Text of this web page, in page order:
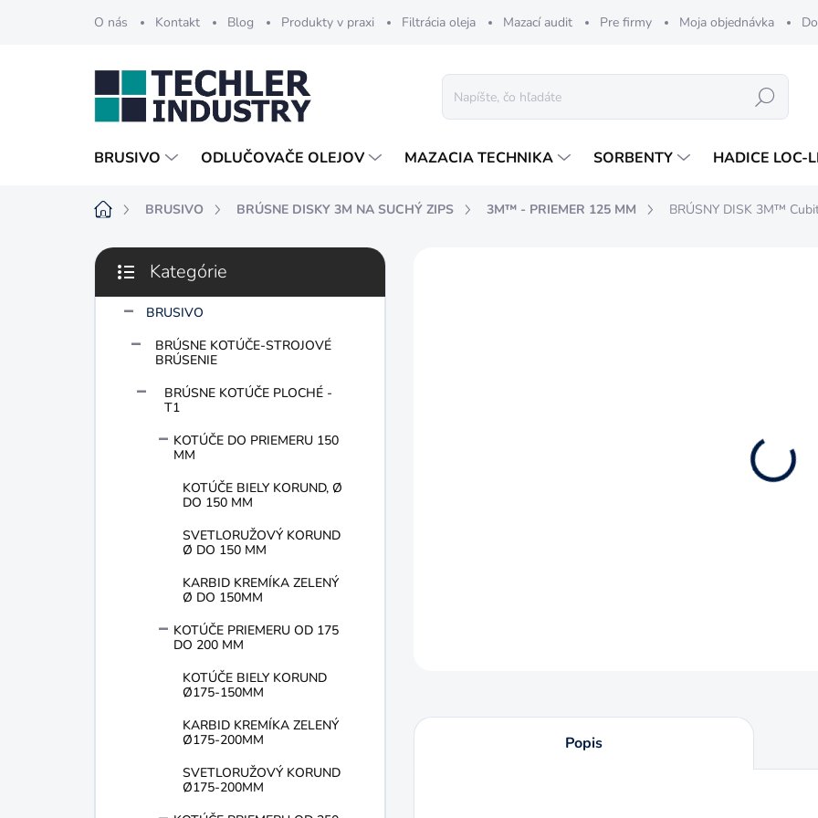
O nás Kontakt Blog Produkty v praxi Filtrácia oleja Mazací audit Pre firmy Moja objednávka
Hľadať
BRUSIVO ODLUČOVAČE OLEJOV MAZACIA TECHNIKA SORBENTY HADICE LOC-
DomovBRUSIVO BRÚSNE DISKY 3M NA SUCHÝ ZIPS 3M™ - PRIEMER 125 MM BRÚSNY DISK 3M™
B
č
Preskočiť
kategórie
Kategórie
BRUSIVO
BRÚSNE KOTÚČE-STROJOVÉ
BRÚSENIE
BRÚSNE KOTÚČE PLOCHÉ -
T1
KOTÚČE DO PRIEMERU 150
MM
KOTÚČE BIELY KORUND, Ø
DO 150 MM
SVETLORUŽOVÝ KORUND
Ø DO 150 MM
KARBID KREMÍKA ZELENÝ
Ø DO 150MM
KOTÚČE PRIEMERU OD 175
DO 200 MM
KOTÚČE BIELY KORUND
Ø175-150MM
KARBID KREMÍKA ZELENÝ
Ø175-200MM
SVETLORUŽOVÝ KORUND
Ø175-200MM
Popis